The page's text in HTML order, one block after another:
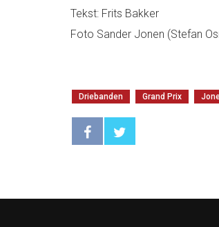
Tekst: Frits Bakker
Foto Sander Jonen (Stefan
Driebanden Grand Prix